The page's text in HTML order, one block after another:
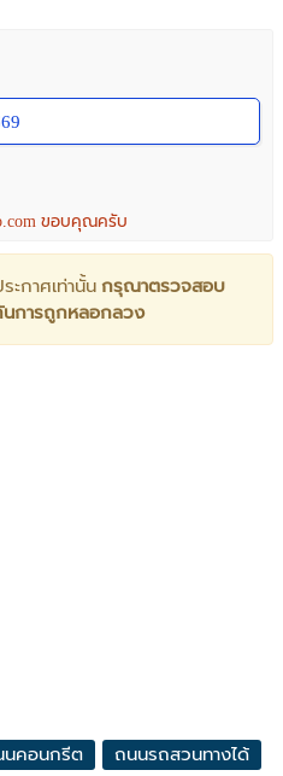
ขอบคุณครับ
ะกาศเท่านั้น กรุณาตรวจสอบ
การถูกหลอกลวง
นคอนกรีต ถนนรถสวนทางได้